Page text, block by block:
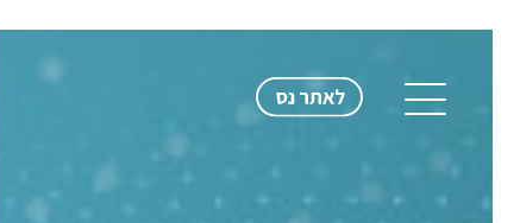
בדיקות והבטחת איכות - זה הסיפור